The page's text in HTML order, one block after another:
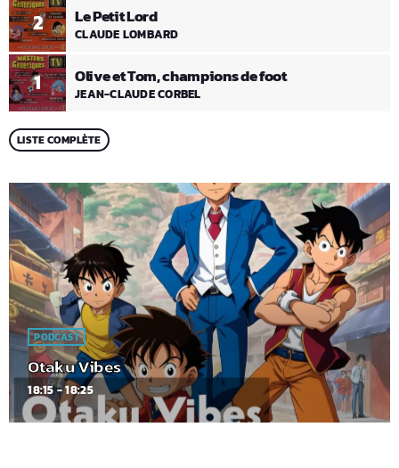
1 Olive et Tom, champions de foot
JEAN-CLAUDE CORBEL
2 Le Petit Lord
CLAUDE LOMBARD
LISTE COMPLÈTE
PODCAST
Otaku Vibes
18:15 - 18:25